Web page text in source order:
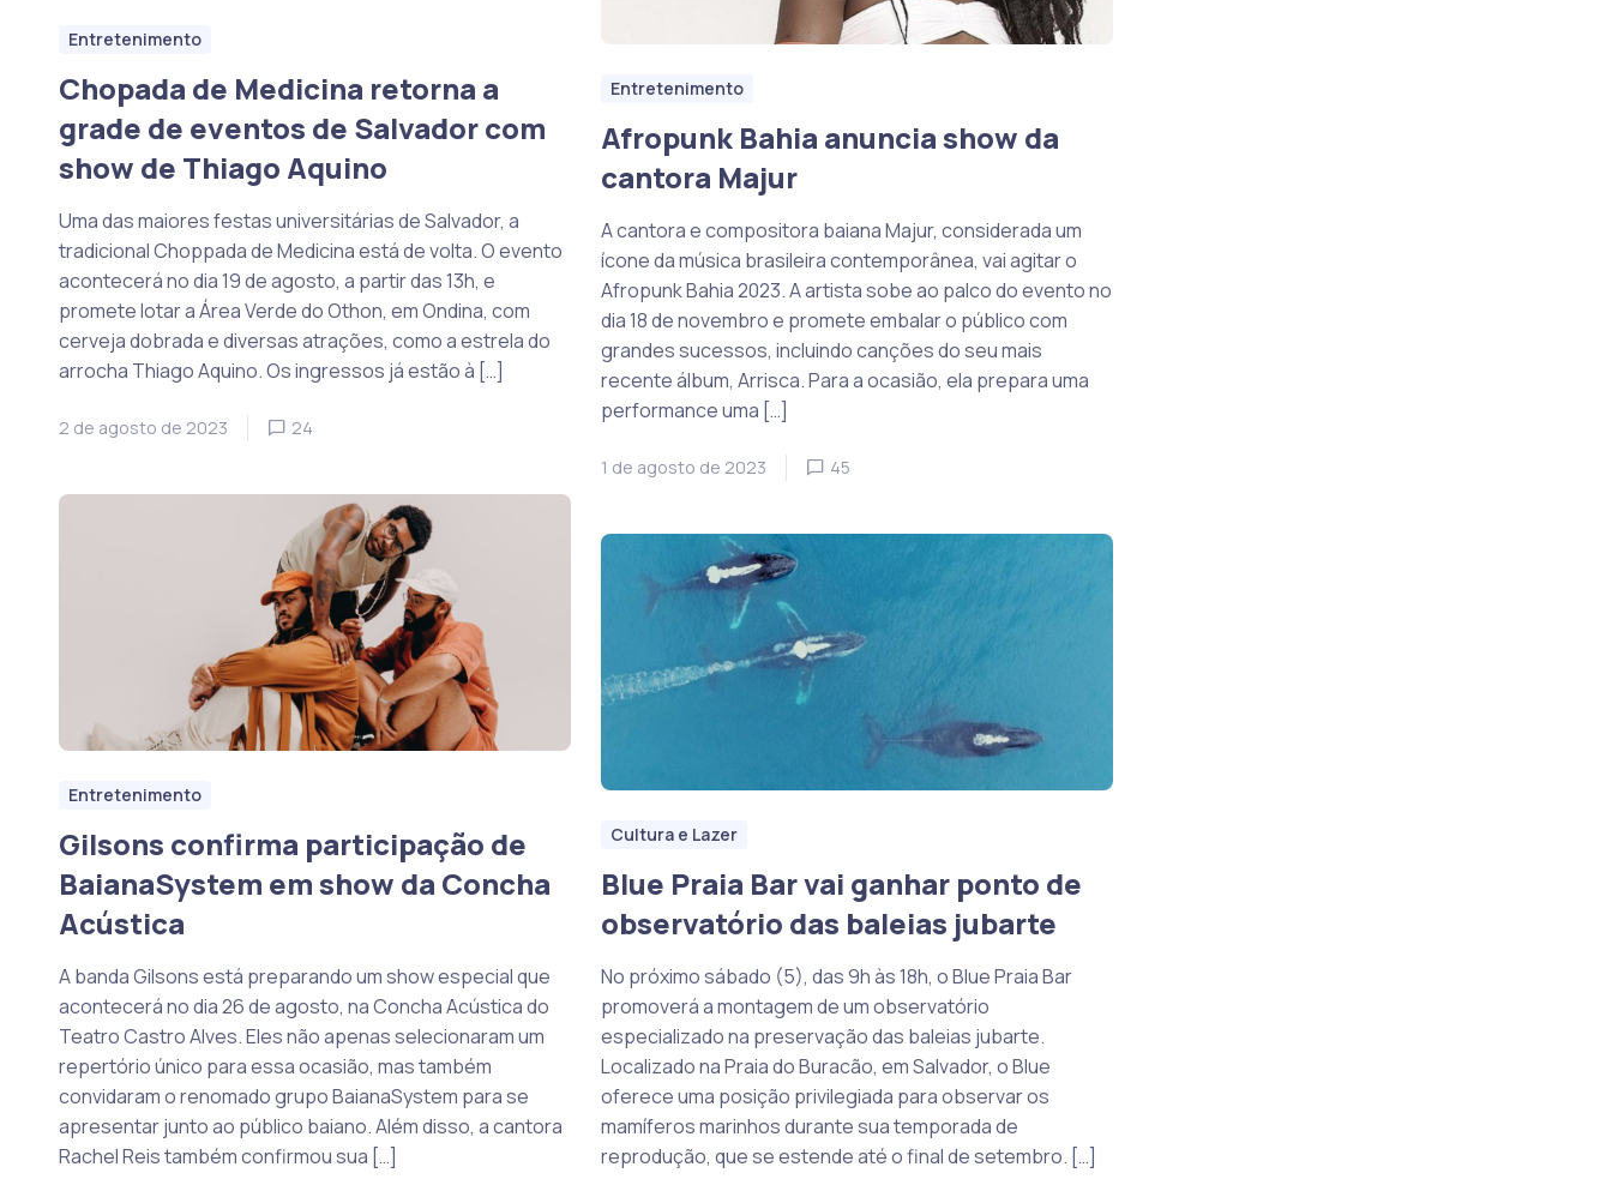
Entretenimento
Chopada de Medicina retorna a
grade de eventos de Salvador com
show de Thiago Aquino
Uma das maiores festas universitárias de Salvador, a
tradicional Choppada de Medicina está de volta. O evento
acontecerá no dia 19 de agosto, a partir das 13h, e
promete lotar a Área Verde do Othon, em Ondina, com
cerveja dobrada e diversas atrações, como a estrela do
arrocha Thiago Aquino. Os ingressos já estão à […]
2 de agosto de 2023 24
Entretenimento
Afropunk Bahia anuncia show da
cantora Majur
A cantora e compositora baiana Majur, considerada um
ícone da música brasileira contemporânea, vai agitar o
Afropunk Bahia 2023. A artista sobe ao palco do evento no
dia 18 de novembro e promete embalar o público com
grandes sucessos, incluindo canções do seu mais
recente álbum, Arrisca. Para a ocasião, ela prepara uma
performance uma […]
1 de agosto de 2023 45
Entretenimento
Gilsons confirma participação de
BaianaSystem em show da Concha
Acústica
A banda Gilsons está preparando um show especial que
acontecerá no dia 26 de agosto, na Concha Acústica do
Teatro Castro Alves. Eles não apenas selecionaram um
repertório único para essa ocasião, mas também
convidaram o renomado grupo BaianaSystem para se
apresentar junto ao público baiano. Além disso, a cantora
Rachel Reis também confirmou sua […]
Cultura e Lazer
Blue Praia Bar vai ganhar ponto de
observatório das baleias jubarte
No próximo sábado (5), das 9h às 18h, o Blue Praia Bar
promoverá a montagem de um observatório
especializado na preservação das baleias jubarte.
Localizado na Praia do Buracão, em Salvador, o Blue
oferece uma posição privilegiada para observar os
mamíferos marinhos durante sua temporada de
reprodução, que se estende até o final de setembro. […]